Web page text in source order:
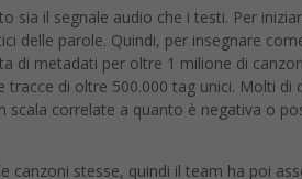
sia il segnale audio che i testi. Per
delle parole. Quindi, per insegnare
di metadati per oltre 1 milione di
di oltre 500.000 tag unici. Molti di
correlate a quanto è negativa o
canzoni stesse, quindi il team ha poi